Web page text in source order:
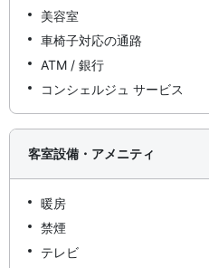
美容室
車椅子対応の通路
ATM / 銀行
コンシェルジュ サービス
客室設備・アメニティ
暖房
禁煙
テレビ